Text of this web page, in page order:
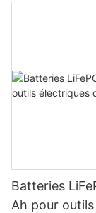
Batteries
Ah pour